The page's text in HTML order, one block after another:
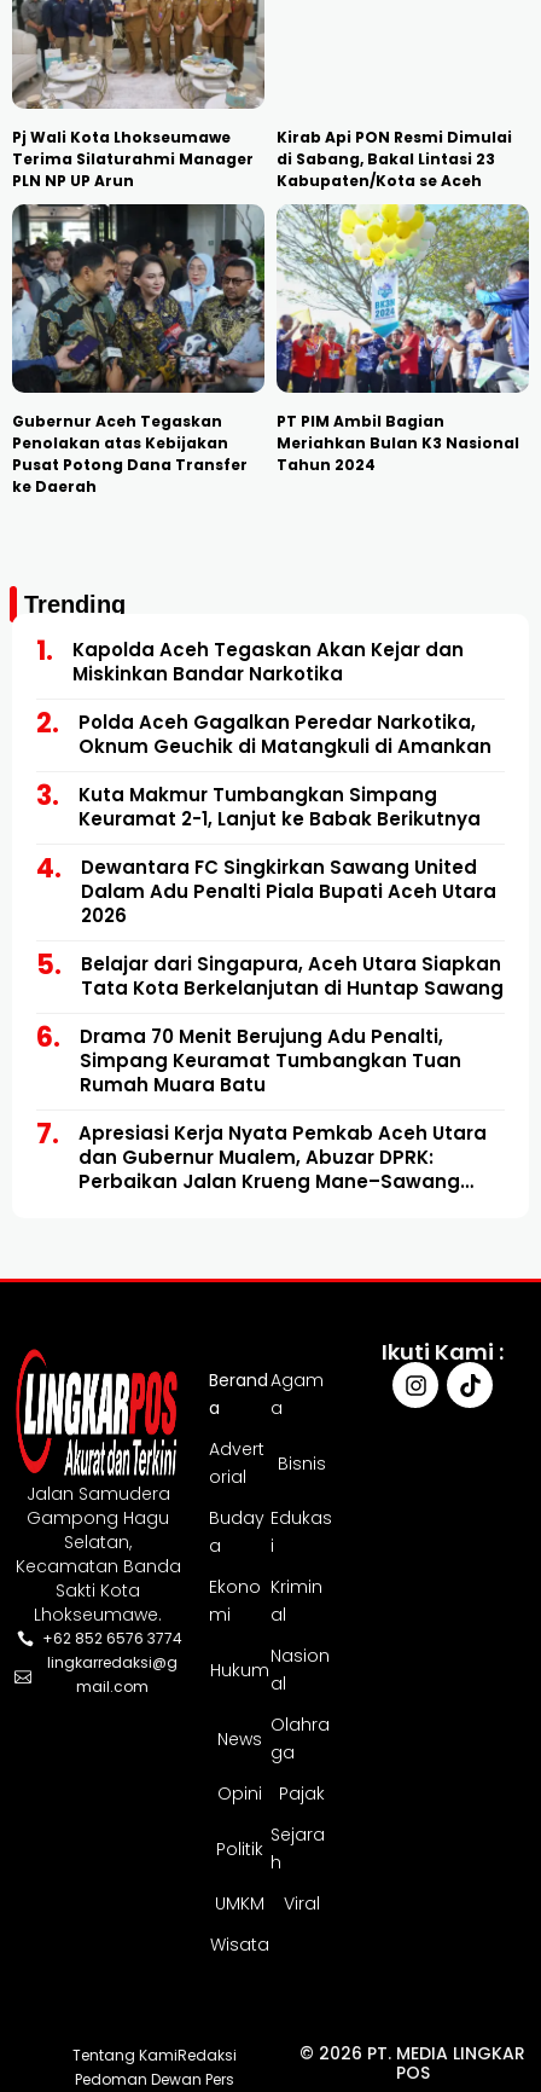
Pj Wali Kota Lhokseumawe
Terima Silaturahmi Manager
PLN NP UP Arun
Kirab Api PON Resmi Dimulai
di Sabang, Bakal Lintasi 23
Kabupaten/Kota se Aceh
Gubernur Aceh Tegaskan
Penolakan atas Kebijakan
Pusat Potong Dana Transfer
ke Daerah
PT PIM Ambil Bagian
Meriahkan Bulan K3 Nasional
Tahun 2024
Trending
Kapolda Aceh Tegaskan Akan Kejar dan
Miskinkan Bandar Narkotika
Polda Aceh Gagalkan Peredar Narkotika,
Oknum Geuchik di Matangkuli di Amankan
Kuta Makmur Tumbangkan Simpang
Keuramat 2-1, Lanjut ke Babak Berikutnya
Dewantara FC Singkirkan Sawang United
Dalam Adu Penalti Piala Bupati Aceh Utara
2026
Belajar dari Singapura, Aceh Utara Siapkan
Tata Kota Berkelanjutan di Huntap Sawang
Drama 70 Menit Berujung Adu Penalti,
Simpang Keuramat Tumbangkan Tuan
Rumah Muara Batu
Apresiasi Kerja Nyata Pemkab Aceh Utara
dan Gubernur Mualem, Abuzar DPRK:
Perbaikan Jalan Krueng Mane–Sawang
Jalan Samudera
Gampong Hagu
Selatan,
Kecamatan Banda
Sakti Kota
Lhokseumawe.
+62 852 6576 3774
lingkarredaksi@g
mail.com
Berand
a
Agam
a
Advert
orial
Bisnis
Buday
a
Edukas
i
Ekono
mi
Krimin
al
Hukum
Nasion
al
News
Olahra
ga
Opini
Pajak
Politik
Sejara
h
UMKM
Viral
Wisata
Ikuti Kami :
Tentang KamiRedaksi
Pedoman Dewan Pers
© 2026 PT. MEDIA LINGKAR
POS